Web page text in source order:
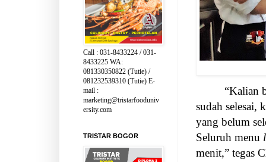
“Kalian
sudah selesai,
yang belum
Seluruh menu
menit,” tegas
Call : 031-8433224 / 031-
8433225 WA:
081330350822 (Tutie) /
081232539310 (Tutie) E-
mail :
marketing@tristarfooduniv
ersity.com
TRISTAR BOGOR